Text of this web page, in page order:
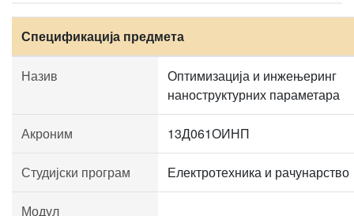
Спецификација предмета
Назив
Оптимизација и инжењеринг
наноструктурних параметара
Акроним 13Д061ОИНП
Студијски програм Електротехника и рачунарство
Модул